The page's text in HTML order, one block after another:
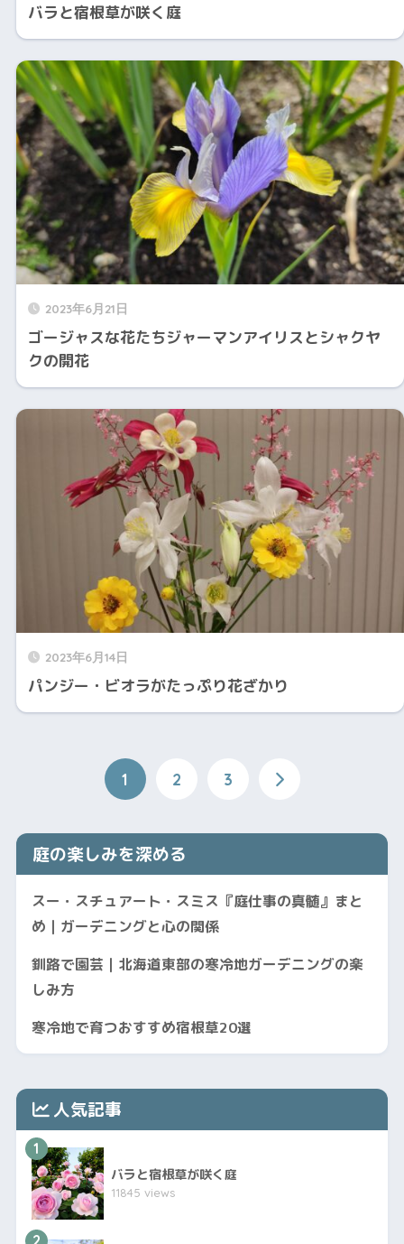
バラと宿根草が咲く庭
2023年6月21日
ゴージャスな花たちジャーマンアイリスとシャクヤ
クの開花
2023年6月14日
パンジー・ビオラがたっぷり花ざかり
1 2 3
庭の楽しみを深める
スー・スチュアート・スミス『庭仕事の真髄』まと
め｜ガーデニングと心の関係
釧路で園芸｜北海道東部の寒冷地ガーデニングの楽
しみ方
寒冷地で育つおすすめ宿根草20選
人気記事
1
バラと宿根草が咲く庭
11845 views